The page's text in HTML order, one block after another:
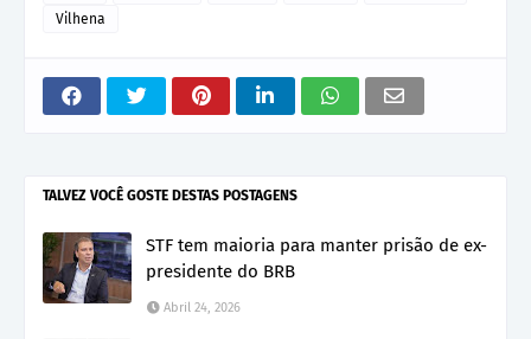
Vilhena
TALVEZ VOCÊ GOSTE DESTAS POSTAGENS
STF tem maioria para manter prisão de ex-
presidente do BRB
Abril 24, 2026